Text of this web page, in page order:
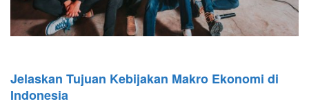
Jelaskan Tujuan Kebijakan Makro Ekonomi di
Indonesia